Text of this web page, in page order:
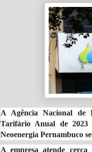
A Agência Nacional de
Tarifário Anual de 2023
Neoenergia Pernambuco
A empresa atende